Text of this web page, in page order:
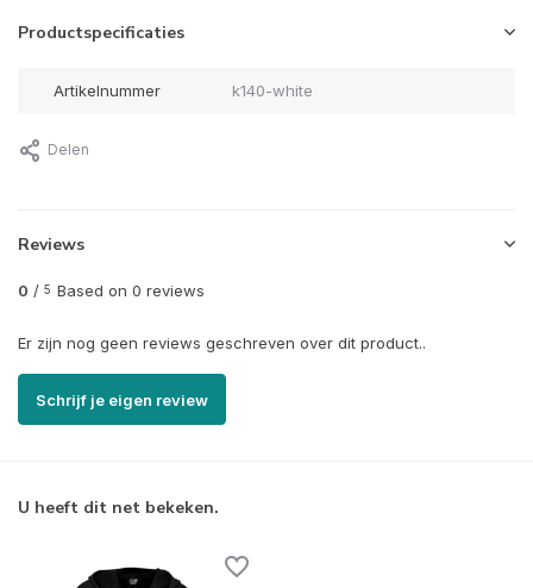
Productspecificaties
Artikelnummer k140-white
Delen
Reviews
0 / 5 Based on 0 reviews
Er zijn nog geen reviews geschreven over dit product..
Schrijf je eigen review
U heeft dit net bekeken.